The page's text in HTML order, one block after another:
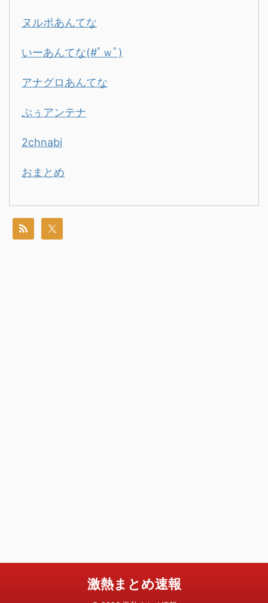
ヌルポあんてな
いーあんてな(#ﾟｗﾟ)
アナグロあんてな
ぷぅアンテナ
2chnabi
おまとめ
激熱まとめ速報